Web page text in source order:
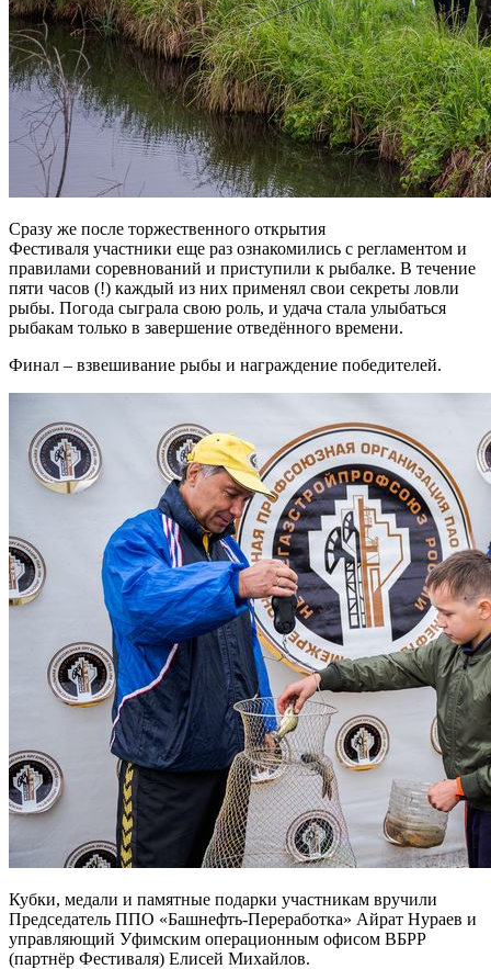
Сразу же после торжественного открытия
Фестиваля участники еще раз ознакомились с регламентом и
правилами соревнований и приступили к рыбалке. В течение
пяти часов (!) каждый из них применял свои секреты ловли
рыбы. Погода сыграла свою роль, и удача стала улыбаться
рыбакам только в завершение отведённого времени.
Финал – взвешивание рыбы и награждение победителей.
Кубки, медали и памятные подарки участникам вручили
Председатель ППО «Башнефть-Переработка» Айрат Нураев и
управляющий Уфимским операционным офисом ВБРР
(партнёр Фестиваля) Елисей Михайлов.